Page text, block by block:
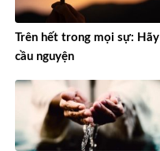
Trên hết trong mọi sự: Hãy
cầu nguyện